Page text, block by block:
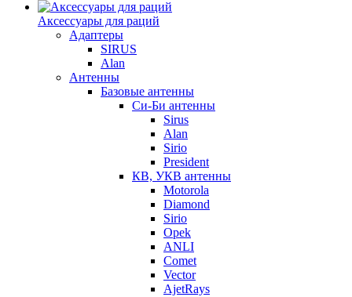
Аксессуары для раций
Адаптеры
SIRUS
Alan
Антенны
Базовые антенны
Си-Би антенны
Sirus
Alan
Sirio
President
КВ, УКВ антенны
Motorola
Diamond
Sirio
Opek
ANLI
Comet
Vector
AjetRays